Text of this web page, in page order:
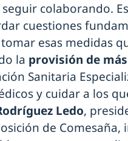
seguir colaborando.
cuestiones
esas medidas
la provisión de
Sanitaria
y cuidar a los
Ledo,
de